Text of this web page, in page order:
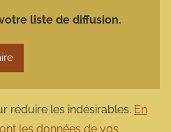
liste de diffusion.
réduire les indésirables. En
les données de vos